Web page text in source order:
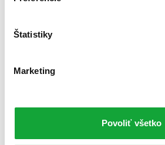
Štatistiky
Marketing
Povoliť všetko